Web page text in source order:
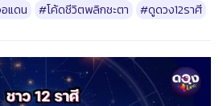
แดน #โค้ดชีวิตพลิกชะตา #ดูดวง12ราศี